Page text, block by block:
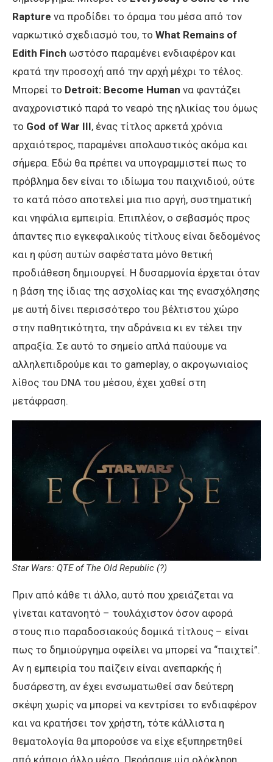
Rapture να προδίδει το όραμα του μέσα από τον
ναρκωτικό σχεδιασμό του, το What Remains of
Edith Finch ωστόσο παραμένει ενδιαφέρον και
κρατά την προσοχή από την αρχή μέχρι το τέλος.
Μπορεί το Detroit: Become Human να φαντάζει
αναχρονιστικό παρά το νεαρό της ηλικίας του όμως
το God of War III, ένας τίτλος αρκετά χρόνια
αρχαιότερος, παραμένει απολαυστικός ακόμα και
σήμερα. Εδώ θα πρέπει να υπογραμμιστεί πως το
πρόβλημα δεν είναι το ιδίωμα του παιχνιδιού, ούτε
το κατά πόσο αποτελεί μια πιο αργή, συστηματική
και νηφάλια εμπειρία. Επιπλέον, ο σεβασμός προς
άπαντες πιο εγκεφαλικούς τίτλους είναι δεδομένος
και η φύση αυτών σαφέστατα μόνο θετική
προδιάθεση δημιουργεί. Η δυσαρμονία έρχεται όταν
η βάση της ίδιας της ασχολίας και της ενασχόλησης
με αυτή δίνει περισσότερο του βέλτιστου χώρο
στην παθητικότητα, την αδράνεια κι εν τέλει την
απραξία. Σε αυτό το σημείο απλά παύουμε να
αλληλεπιδρούμε και το gameplay, ο ακρογωνιαίος
λίθος του DNA του μέσου, έχει χαθεί στη
μετάφραση.
Star Wars: QTE of The Old Republic (?)
Πριν από κάθε τι άλλο, αυτό που χρειάζεται να
γίνεται κατανοητό – τουλάχιστον όσον αφορά
στους πιο παραδοσιακούς δομικά τίτλους – είναι
πως το δημιούργημα οφείλει να μπορεί να “παιχτεί”.
Αν η εμπειρία του παίζειν είναι ανεπαρκής ή
δυσάρεστη, αν έχει ενσωματωθεί σαν δεύτερη
σκέψη χωρίς να μπορεί να κεντρίσει το ενδιαφέρον
και να κρατήσει τον χρήστη, τότε κάλλιστα η
θεματολογία θα μπορούσε να είχε εξυπηρετηθεί